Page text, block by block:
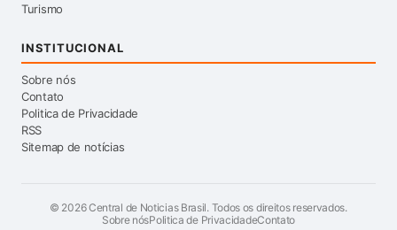
Turismo
INSTITUCIONAL
Sobre nós
Contato
Politica de Privacidade
RSS
Sitemap de notícias
© 2026Central de Noticias Brasil. Todos os direitos reservados.
Sobre nósPolitica de PrivacidadeContato